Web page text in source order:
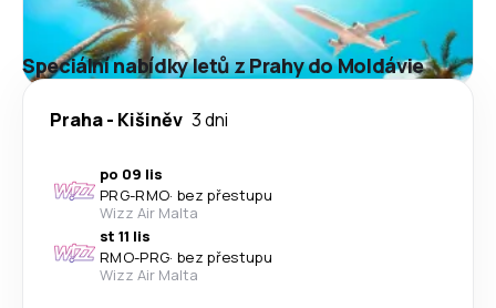
Speciální nabídky letů z Prahy do Moldávie
Praha- Kišiněv 3 dni
po 09 lis
PRG-RMO· bez přestupu
Wizz Air Malta
st 11 lis
RMO-PRG· bez přestupu
Wizz Air Malta